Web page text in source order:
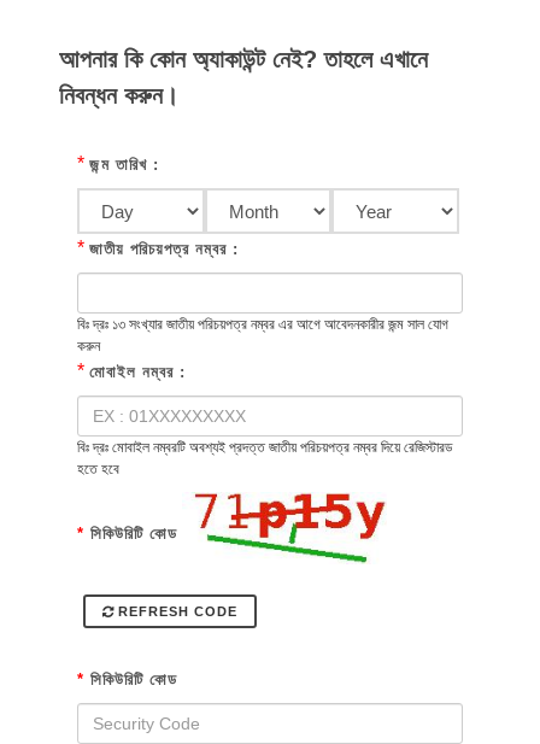
আপনার কি কোন অ্যাকাউন্ট নেই? তাহলে এখানে
নিবন্ধন করুন।
* জন্ম তারিখ :
* জাতীয় পরিচয়পত্র নম্বর :
বিঃ দ্রঃ ১৩ সংখ্যার জাতীয় পরিচয়পত্র নম্বর এর আগে আবেদনকারীর জন্ম সাল যোগ
করুন
* মোবাইল নম্বর :
বিঃ দ্রঃ মোবাইল নম্বরটি অবশ্যই প্রদত্ত জাতীয় পরিচয়পত্র নম্বর দিয়ে রেজিস্টারড
হতে হবে
* সিকিউরিটি কোড
REFRESH CODE
* সিকিউরিটি কোড